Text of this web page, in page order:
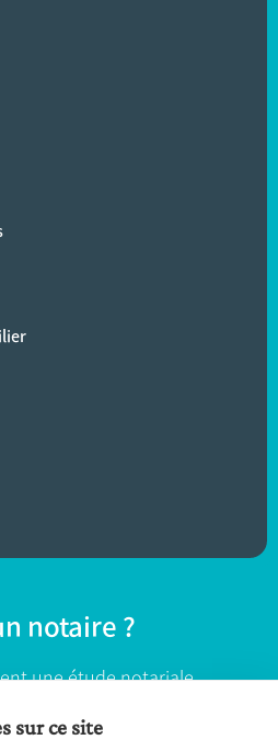
notaire ?
une étude notariale
sur ce site